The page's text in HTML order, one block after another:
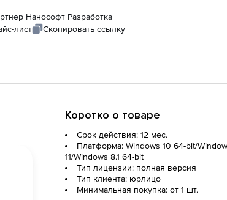
Нанософт Разработка
лист Скопировать ссылку
Коротко о товаре
Срок действия: 12 мес.
Платформа: Windows 10 64-bit/
11/Windows 8.1 64-bit
Тип лицензии: полная версия
Тип клиента: юрлицо
Минимальная покупка: от 1 шт.